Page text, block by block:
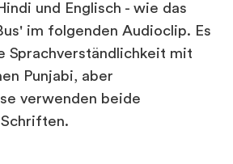
und Englisch - wie das
im folgenden Audioclip. Es
Sprachverständlichkeit mit
Punjabi, aber
verwenden beide